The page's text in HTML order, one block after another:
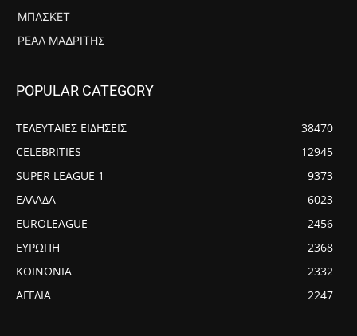
ΜΠΆΣΚΕΤ
ΡΕΆΛ ΜΑΔΡΊΤΗΣ
POPULAR CATEGORY
ΤΕΛΕΥΤΑΙΕΣ ΕΙΔΗΣΕΙΣ
38470
CELEBRITIES
12945
SUPER LEAGUE 1
9373
ΕΛΛΑΔΑ
6023
EUROLEAGUE
2456
ΕΥΡΩΠΗ
2368
ΚΟΙΝΩΝΙΑ
2332
ΑΓΓΛΙΑ
2247